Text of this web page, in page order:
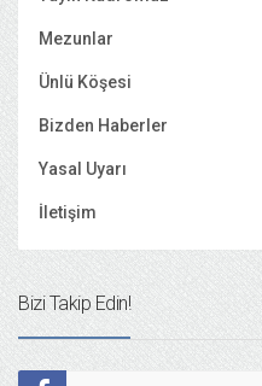
Mezunlar
Ünlü Köşesi
Bizden Haberler
Yasal Uyarı
İletişim
Bizi Takip Edin!